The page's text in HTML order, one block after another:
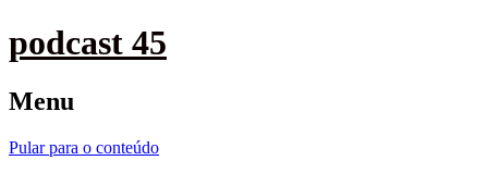
podcast 45
Menu
Pular para o conteúdo